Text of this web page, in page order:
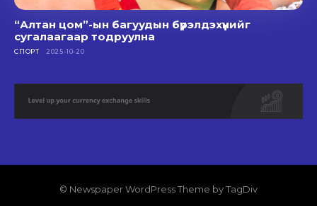
“Алтан цом”-ын багуудын бүрэлдэхүүнийг
сугалаагаар тодруулна
СПОРТ 2025-10-20
© Newspaper WordPress Theme by TagDiv